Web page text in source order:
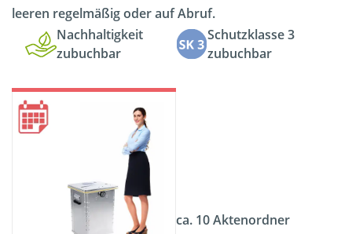
leeren regelmäßig oder auf Abruf.
Nachhaltigkeit
zubuchbar
Schutzklasse 3
zubuchbar
ca. 10 Aktenordner